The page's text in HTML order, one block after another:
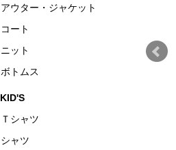
アウター・ジャケット
コート
ニット
ボトムス
KID'S
Ｔシャツ
シャツ